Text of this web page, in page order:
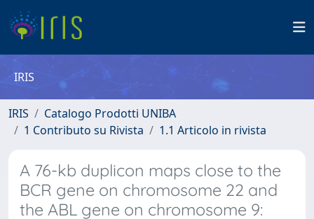
IRIS
IRIS
Catalogo Prodotti UNIBA
1 Contributo su Rivista
1.1 Articolo in rivista
A 76-kb duplicon maps close to the
BCR gene on chromosome 22 and
the ABL gene on chromosome 9: